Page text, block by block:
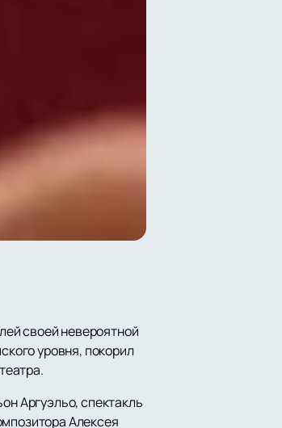
своей невероятной
уровня, покорил
Аргуэльо, спектакль
Алексея